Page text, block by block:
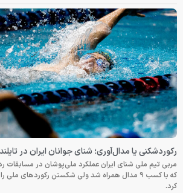
رکوردشکنی یا مدال‌آوری؛ شنای جوانان ایران در
مربی تیم ملی شنای ایران عملکرد ملی‌پوشان در مسابقات
که با کسب ۹ مدال همراه شد ولی شکستن رکوردهای ملی
کرد.